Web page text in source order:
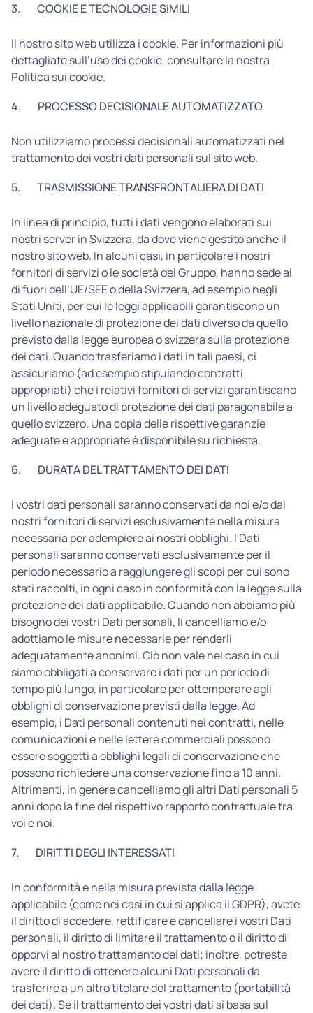
3. COOKIE E TECNOLOGIE SIMILI
Il nostro sito web utilizza i cookie. Per informazioni più
dettagliate sull’uso dei cookie, consultare la nostra
Politica sui cookie.
4.
PROCESSO DECISIONALE AUTOMATIZZATO
Non utilizziamo processi decisionali automatizzati nel
trattamento dei vostri dati personali sul sito web.
5.
TRASMISSIONE TRANSFRONTALIERA DI DATI
In linea di principio, tutti i dati vengono elaborati sui
nostri server in Svizzera, da dove viene gestito anche il
nostro sito web. In alcuni casi, in particolare i nostri
fornitori di servizi o le società del Gruppo, hanno sede al
di fuori dell’UE/SEE o della Svizzera, ad esempio negli
Stati Uniti, per cui le leggi applicabili garantiscono un
livello nazionale di protezione dei dati diverso da quello
previsto dalla legge europea o svizzera sulla protezione
dei dati. Quando trasferiamo i dati in tali paesi, ci
assicuriamo (ad esempio stipulando contratti
appropriati) che i relativi fornitori di servizi garantiscano
un livello adeguato di protezione dei dati paragonabile a
quello svizzero. Una copia delle rispettive garanzie
adeguate e appropriate è disponibile su richiesta.
6.
DURATA DEL TRATTAMENTO DEI DATI
I vostri dati personali saranno conservati da noi e/o dai
nostri fornitori di servizi esclusivamente nella misura
necessaria per adempiere ai nostri obblighi. I Dati
personali saranno conservati esclusivamente per il
periodo necessario a raggiungere gli scopi per cui sono
stati raccolti, in ogni caso in conformità con la legge sulla
protezione dei dati applicabile. Quando non abbiamo più
bisogno dei vostri Dati personali, li cancelliamo e/o
adottiamo le misure necessarie per renderli
adeguatamente anonimi. Ciò non vale nel caso in cui
siamo obbligati a conservare i dati per un periodo di
tempo più lungo, in particolare per ottemperare agli
obblighi di conservazione previsti dalla legge. Ad
esempio, i Dati personali contenuti nei contratti, nelle
comunicazioni e nelle lettere commerciali possono
essere soggetti a obblighi legali di conservazione che
possono richiedere una conservazione fino a 10 anni.
Altrimenti, in genere cancelliamo gli altri Dati personali 5
anni dopo la fine del rispettivo rapporto contrattuale tra
voi e noi.
7.
DIRITTI DEGLI INTERESSATI
In conformità e nella misura prevista dalla legge
applicabile (come nei casi in cui si applica il GDPR), avete
il diritto di accedere, rettificare e cancellare i vostri Dati
personali, il diritto di limitare il trattamento o il diritto di
opporvi al nostro trattamento dei dati; inoltre, potreste
avere il diritto di ottenere alcuni Dati personali da
trasferire a un altro titolare del trattamento (portabilità
dei dati). Se il trattamento dei vostri dati si basa sul